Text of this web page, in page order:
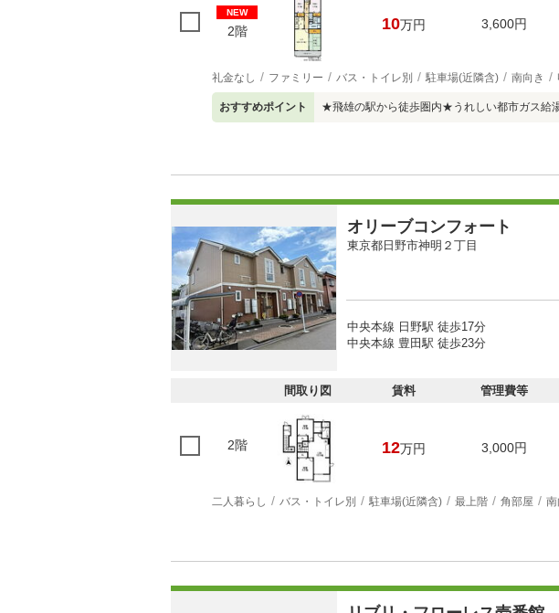
NEW
2階 10万円 3,600円
礼金なし ファミリー バス・トイレ別 駐車場(近隣含) 南向き
おすすめポイント ★飛雄の駅から徒歩圏内★うれしい都市ガス給
オリーブコンフォート
東京都日野市神明２丁目
中央本線 日野駅 徒歩17分
中央本線 豊田駅 徒歩23分
間取り図 賃料 管理費等
2階 12万円 3,000円
二人暮らし バス・トイレ別 駐車場(近隣含) 最上階 角部屋 南